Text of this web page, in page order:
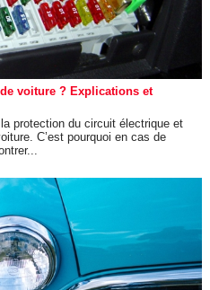
voiture ? Explications et
protection du circuit électrique et
C’est pourquoi en cas de